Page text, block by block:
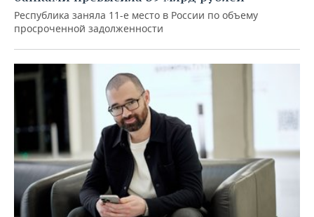
Республика заняла 11-е место в России по объему
просроченной задолженности